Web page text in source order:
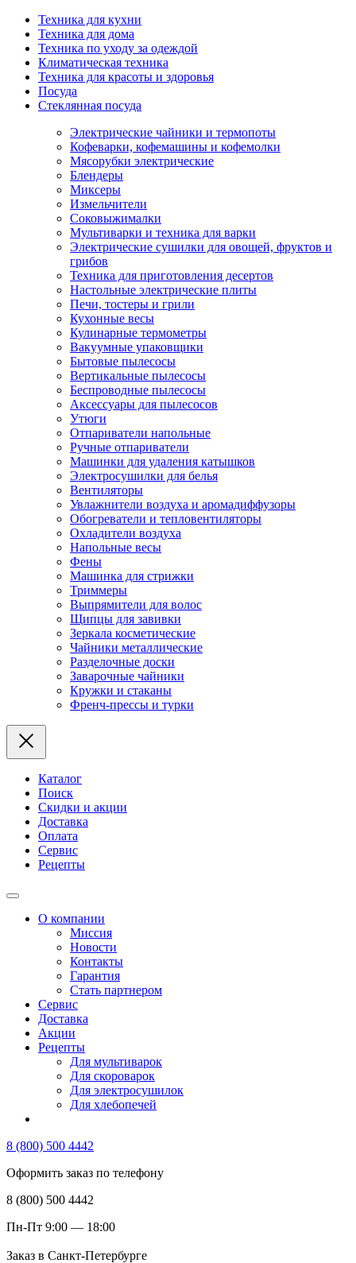
Техника для кухни
Техника для дома
Техника по уходу за одеждой
Климатическая техника
Техника для красоты и здоровья
Посуда
Стеклянная посуда
Электрические чайники и термопоты
Кофеварки, кофемашины и кофемолки
Мясорубки электрические
Блендеры
Миксеры
Измельчители
Соковыжималки
Мультиварки и техника для варки
Электрические сушилки для овощей, фруктов и
грибов
Техника для приготовления десертов
Настольные электрические плиты
Печи, тостеры и грили
Кухонные весы
Кулинарные термометры
Вакуумные упаковщики
Бытовые пылесосы
Вертикальные пылесосы
Беспроводные пылесосы
Аксессуары для пылесосов
Утюги
Отпариватели напольные
Ручные отпариватели
Машинки для удаления катышков
Электросушилки для белья
Вентиляторы
Увлажнители воздуха и аромадиффузоры
Обогреватели и тепловентиляторы
Охладители воздуха
Напольные весы
Фены
Машинка для стрижки
Триммеры
Выпрямители для волос
Щипцы для завивки
Зеркала косметические
Чайники металлические
Разделочные доски
Заварочные чайники
Кружки и стаканы
Френч-прессы и турки
Каталог
Поиск
Скидки и акции
Доставка
Оплата
Сервис
Рецепты
О компании
Миссия
Новости
Контакты
Гарантия
Стать партнером
Сервис
Доставка
Акции
Рецепты
Для мультиварок
Для скороварок
Для электросушилок
Для хлебопечей
8 (800) 500 4442
Оформить заказ по телефону
8 (800) 500 4442
Пн-Пт 9:00 — 18:00
Заказ в Санкт-Петербурге